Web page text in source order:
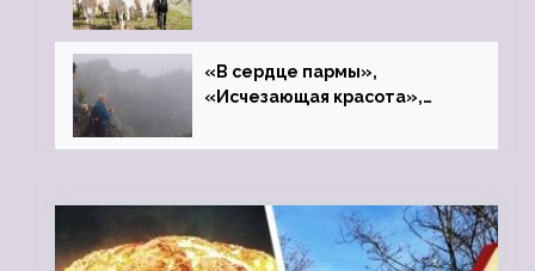
«В сердце пармы»,
«Исчезающая красота»,